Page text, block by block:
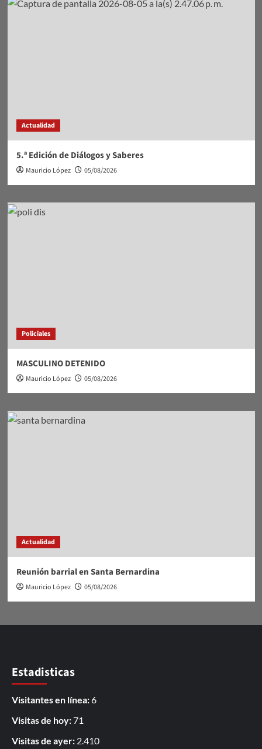
Actualidad
5.ª Edición de Diálogos y Saberes
Mauricio López 05/08/2026
Policiales
MASCULINO DETENIDO
Mauricio López 05/08/2026
Actualidad
Reunión barrial en Santa Bernardina
Mauricio López 05/08/2026
Estadisticas
Visitantes en línea:6
Visitas de hoy:71
Visitas de ayer: 2.410